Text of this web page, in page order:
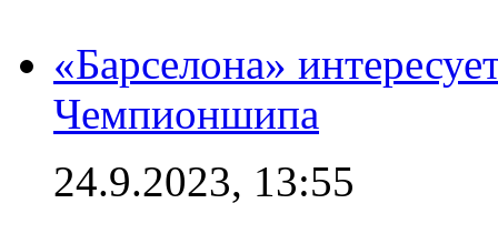
«Барселона»
Чемпионшипа
24.9.2023, 13:55